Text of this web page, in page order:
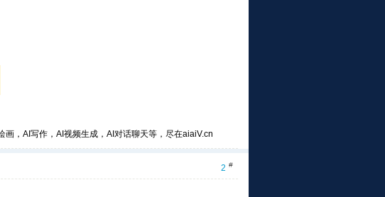
，AI写作，AI视频生成，AI对话聊天等，尽在aiaiV.cn
2 #